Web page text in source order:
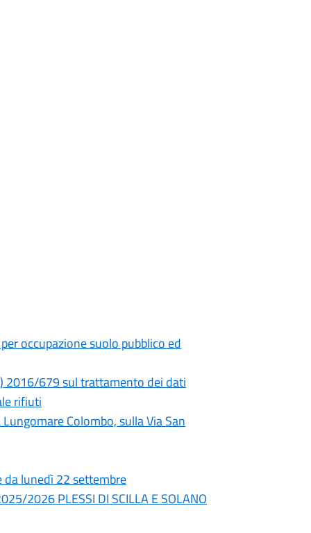
occupazione suolo pubblico ed
2016/679 sul trattamento dei dati
rifiuti
Colombo, sulla Via San
da lunedì 22 settembre
2026 PLESSI DI SCILLA E SOLANO